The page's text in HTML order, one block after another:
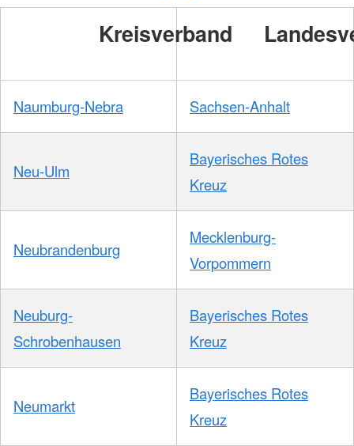
Kreisverband
Naumburg-Nebra Sachsen-Anhalt
Neu-Ulm
Bayerisches Rotes
Kreuz
Neubrandenburg
Mecklenburg-
Vorpommern
Neuburg-
Schrobenhausen
Bayerisches Rotes
Kreuz
Neumarkt
Bayerisches Rotes
Kreuz